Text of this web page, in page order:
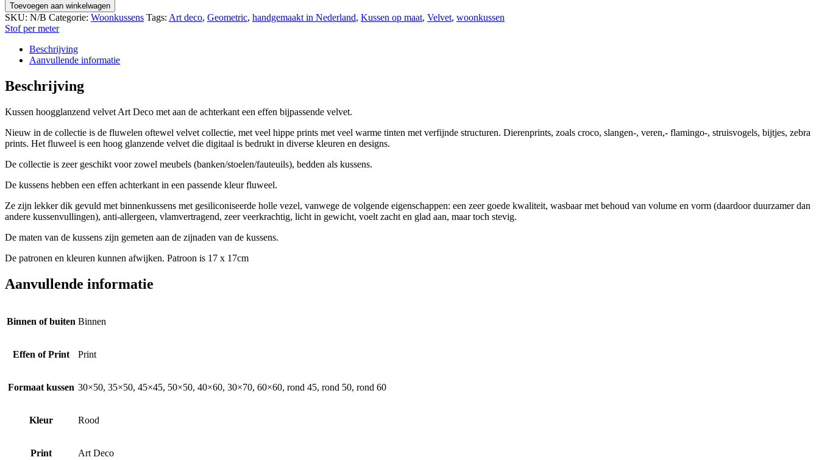
Toevoegen aan winkelwagen
SKU: N/B Categorie: Woonkussens Tags: Art deco, Geometric, handgemaakt in Nederland, Kussen op maat, Velvet, woonkussen
Stof per meter
Beschrijving
Aanvullende informatie
Beschrijving
Kussen hoogglanzend velvet Art Deco met aan de achterkant een effen bijpassende velvet.
Nieuw in de collectie is de fluwelen oftewel velvet collectie, met veel hippe prints met veel warme tinten met verfijnde structuren. Dierenprints, zoals croco, slangen-, veren,- flamingo-, struisvogels, bijtjes, zebra
prints. Het fluweel is een hoog glanzende velvet die digitaal is bedrukt in diverse kleuren en designs.
De collectie is zeer geschikt voor zowel meubels (banken/stoelen/fauteuils), bedden als kussens.
De kussens hebben een effen achterkant in een passende kleur fluweel.
Ze zijn lekker dik gevuld met binnenkussens met gesiliconiseerde holle vezel, vanwege de volgende eigenschappen: een zeer goede kwaliteit, wasbaar met behoud van volume en vorm (daardoor duurzamer dan
andere kussenvullingen), anti-allergeen, vlamvertragend, zeer veerkrachtig, licht in gewicht, voelt zacht en glad aan, maar toch stevig.
De maten van de kussens zijn gemeten aan de zijnaden van de kussens.
De patronen en kleuren kunnen afwijken. Patroon is 17 x 17cm
Aanvullende informatie
Binnen of buiten Binnen
Effen of Print Print
Formaat kussen 30×50, 35×50, 45×45, 50×50, 40×60, 30×70, 60×60, rond 45, rond 50, rond 60
Kleur Rood
Print Art Deco